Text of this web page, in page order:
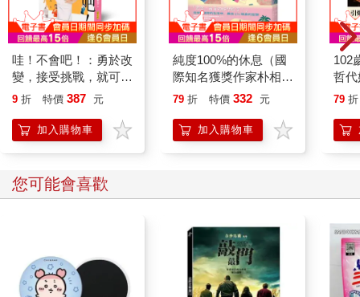
哇！不會吧！：勇於改
變，接受挑戰，就可以
擁有幸福（新版）
9 折 特價 387 元
加入購物車
純度100%的休息（國
際知名獲獎作家朴相
映，抒壓旅行散文）
79 折 特價 332 元
加入購物車
102
哲
鏽
79 折
您可能會喜歡